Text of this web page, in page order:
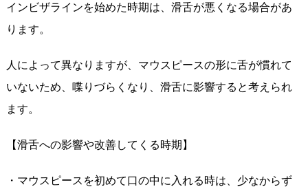
インビザラインを始めた時期は、滑舌が悪くなる場合があ
ります。
人によって異なりますが、マウスピースの形に舌が慣れて
いないため、喋りづらくなり、滑舌に影響すると考えられ
ます。
【滑舌への影響や改善してくる時期】
・マウスピースを初めて口の中に入れる時は、少なからず